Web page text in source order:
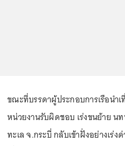
ขณะที่บรรดาผู้ประกอบการเรือนำ
หน่วยงานรับผิดชอบ เร่งขนย้าย น
ทะเล จ.กระบี่ กลับเข้าฝั่งอย่างเร่ง